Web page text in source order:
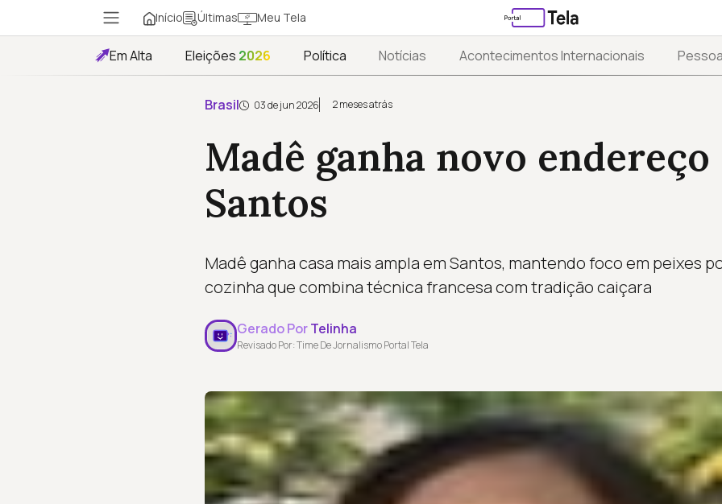
Início Últimas Meu Tela
Em Alta Eleições 2026 Política Notícias Acontecimentos Internacionais
Brasil 03 de jun 2026 2 meses atrás
Madê ganha novo endereço
Santos
Madê ganha casa mais ampla em Santos, mantendo foco em peixes
cozinha que combina técnica francesa com tradição caiçara
Gerado PorTelinha
Revisado Por: Time De Jornalismo Portal Tela